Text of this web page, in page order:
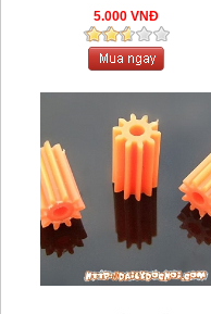
5.000 VNĐ